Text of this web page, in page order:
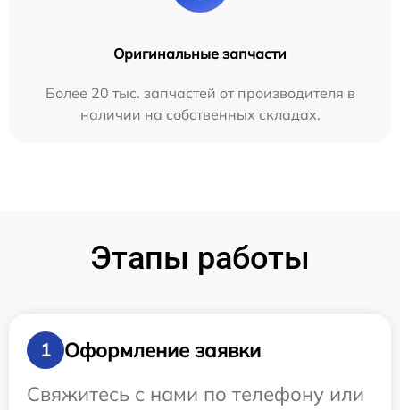
Оригинальные запчасти
Более 20 тыс. запчастей от производителя в
наличии на собственных складах.
Этапы работы
1
Оформление заявки
Свяжитесь с нами по телефону или